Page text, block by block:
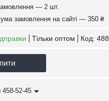
— 2 шт.
замовлення на сайті — 350 ₴
Тільки оптом Код:
458-52-45